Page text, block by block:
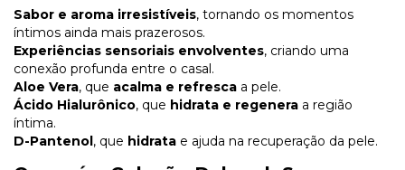
Sabor e aroma irresistíveis, tornando os momentos
íntimos ainda mais prazerosos.
Experiências sensoriais envolventes, criando uma
conexão profunda entre o casal.
Aloe Vera, que acalma e refresca a pele.
Ácido Hialurônico, que hidrata e regenera a região
íntima.
D-Pantenol , que hidrata e ajuda na recuperação da pele.